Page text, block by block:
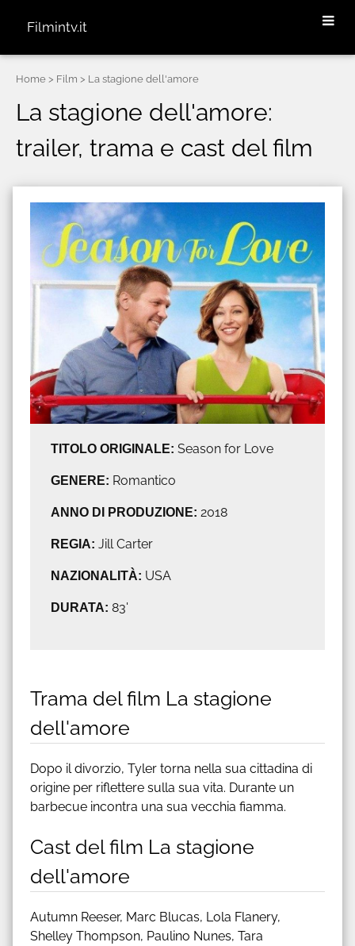
Filmintv.it
Home > Film > La stagione dell'amore
La stagione dell'amore:
trailer, trama e cast del film
TITOLO ORIGINALE: Season for Love
GENERE: Romantico
ANNO DI PRODUZIONE: 2018
REGIA: Jill Carter
NAZIONALITÀ: USA
DURATA: 83'
Trama del film La stagione
dell'amore
Dopo il divorzio, Tyler torna nella sua cittadina di
origine per riflettere sulla sua vita. Durante un
barbecue incontra una sua vecchia fiamma.
Cast del film La stagione
dell'amore
Autumn Reeser, Marc Blucas, Lola Flanery,
Shelley Thompson, Paulino Nunes, Tara